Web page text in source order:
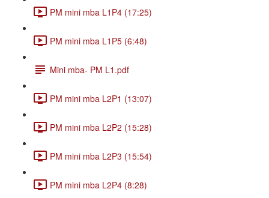
PM mini mba L1P4 (17:25)
PM mini mba L1P5 (6:48)
Mini mba- PM L1.pdf
PM mini mba L2P1 (13:07)
PM mini mba L2P2 (15:28)
PM mini mba L2P3 (15:54)
PM mini mba L2P4 (8:28)